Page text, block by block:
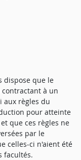
dispose que le
à un
aux règles du
pour atteinte
que ces règles ne
par le
celles-ci n'aient été
facultés.